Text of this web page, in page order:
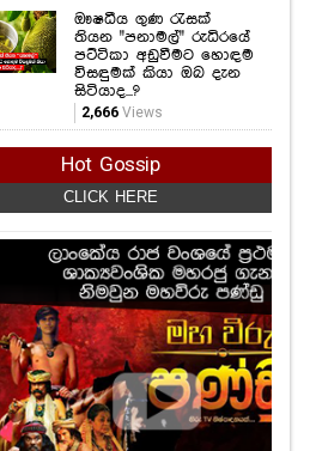
2,666Views
Hot Gossip
CLICK HERE